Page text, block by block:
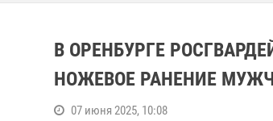
В ОРЕНБУРГЕ
НОЖЕВОЕ РАНЕНИЕ
07 июня 2025, 10:08